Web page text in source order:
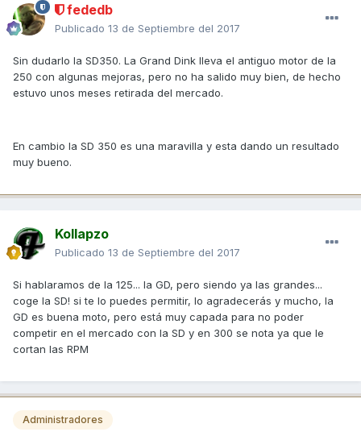
fededb
Publicado 13 de Septiembre del 2017
Sin dudarlo la SD350. La Grand Dink lleva el antiguo motor de la
250 con algunas mejoras, pero no ha salido muy bien, de hecho
estuvo unos meses retirada del mercado.
En cambio la SD 350 es una maravilla y esta dando un resultado
muy bueno.
Kollapzo
Publicado 13 de Septiembre del 2017
Si hablaramos de la 125... la GD, pero siendo ya las grandes...
coge la SD! si te lo puedes permitir, lo agradecerás y mucho, la
GD es buena moto, pero está muy capada para no poder
competir en el mercado con la SD y en 300 se nota ya que le
cortan las RPM
Administradores